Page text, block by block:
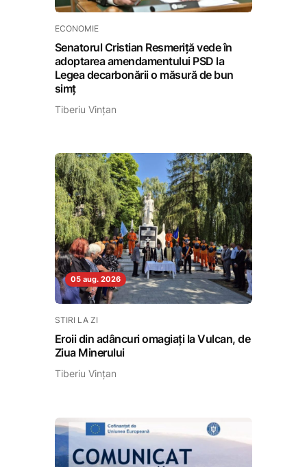
ECONOMIE
Senatorul Cristian Resmeriță vede în
adoptarea amendamentului PSD la
Legea decarbonării o măsură de bun
simț
Tiberiu Vințan
05 aug. 2026
STIRI LA ZI
Eroii din adâncuri omagiați la Vulcan, de
Ziua Minerului
Tiberiu Vințan